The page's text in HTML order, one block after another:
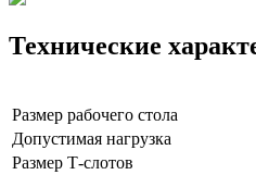
Технические
Размер рабочего стола
Допустимая нагрузка
Размер Т-слотов